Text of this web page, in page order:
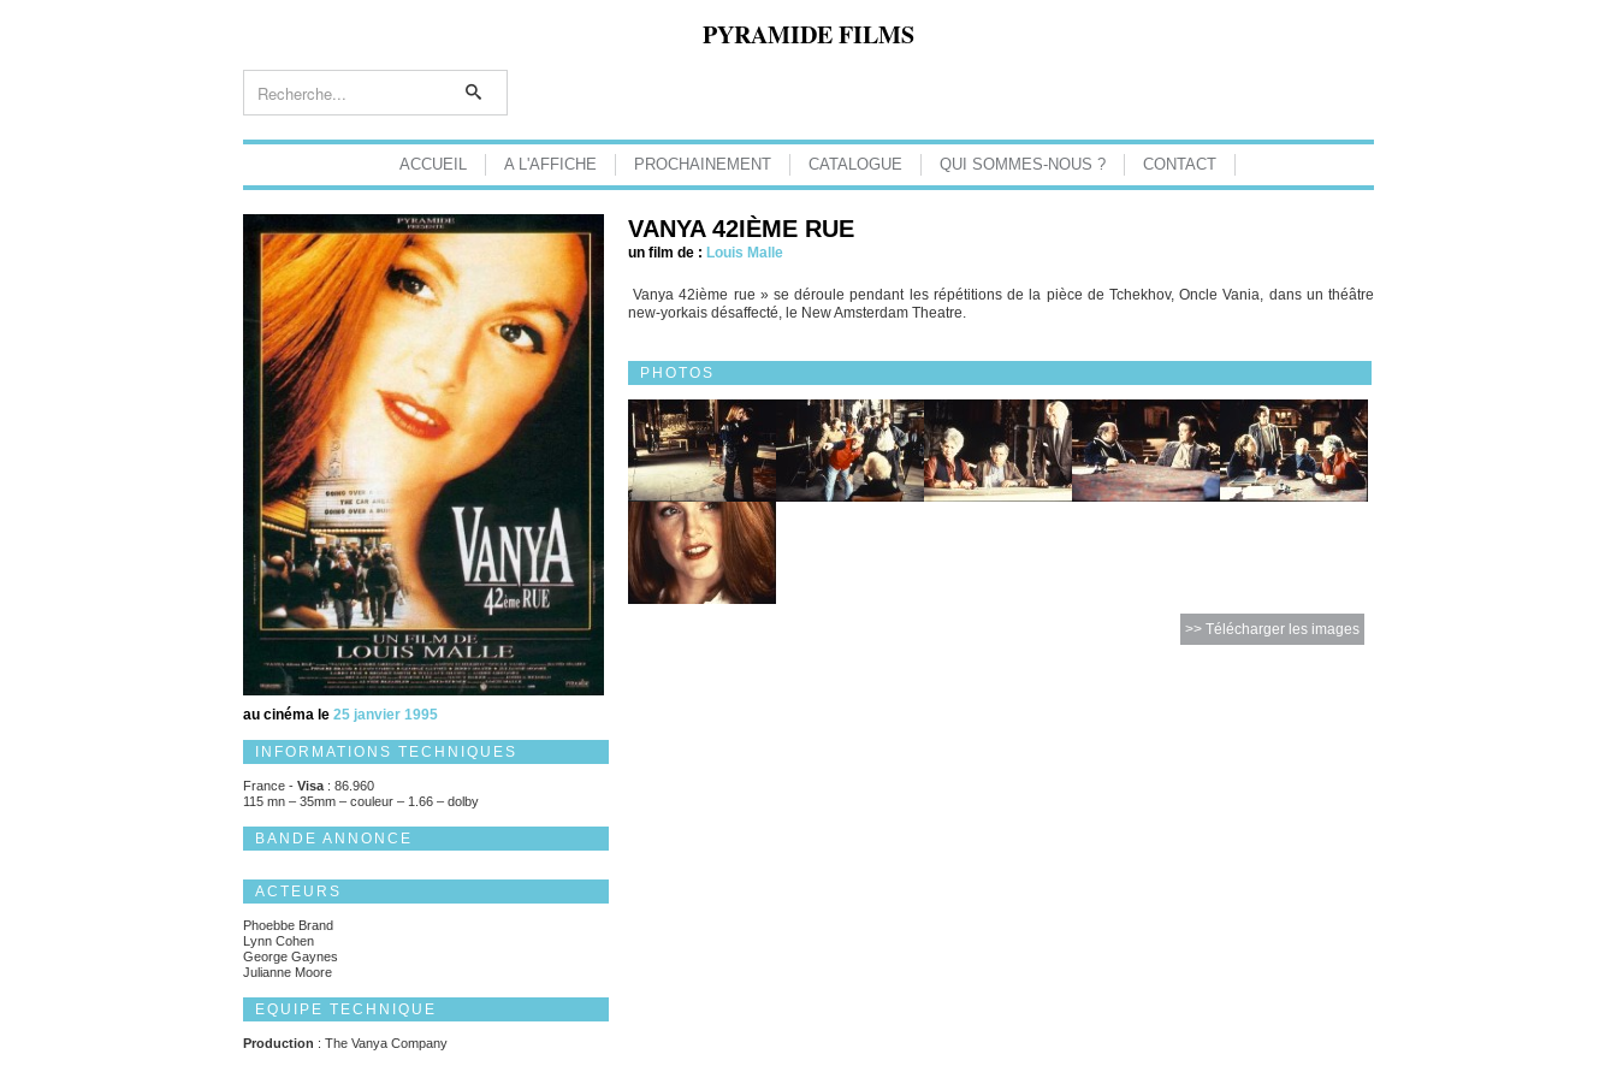
PYRAMIDE FILMS
ACCUEIL A L'AFFICHE PROCHAINEMENT CATALOGUE QUI SOMMES-NOUS ? CONTACT
au cinéma le 25 janvier 1995
INFORMATIONS TECHNIQUES
France - Visa : 86.960
115 mn – 35mm – couleur – 1.66 – dolby
BANDE ANNONCE
ACTEURS
Phoebbe Brand
Lynn Cohen
George Gaynes
Julianne Moore
EQUIPE TECHNIQUE
Production : The Vanya Company
VANYA 42IÈME RUE
un film de : Louis Malle
Vanya 42ième rue » se déroule pendant les répétitions de la pièce de Tchekhov, Oncle Vania, dans un théâtre
new-yorkais désaffecté, le New Amsterdam Theatre.
PHOTOS
>> Télécharger les images